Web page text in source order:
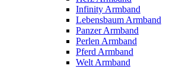
Infinity Armband
Lebensbaum Armband
Panzer Armband
Perlen Armband
Pferd Armband
Welt Armband